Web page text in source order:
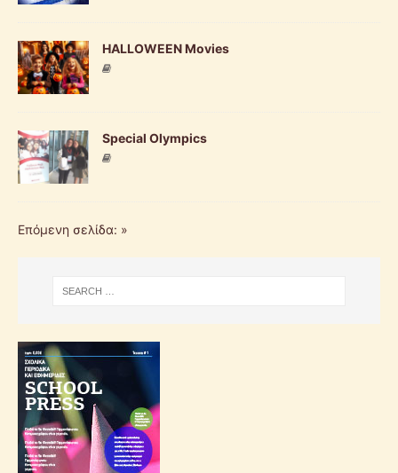
HALLOWEEN Movies
Special Olympics
Επόμενη σελίδα: »